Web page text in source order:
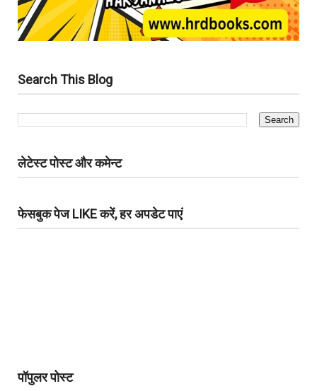
Search This Blog
लेटेस्ट पोस्ट और कमेन्ट
फेसबुक पेज LIKE करें, हर अपडेट पाएं
पॉपुलर पोस्ट